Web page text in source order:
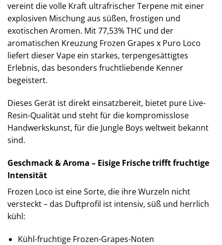
vereint die volle Kraft ultrafrischer Terpene mit einer
explosiven Mischung aus süßen, frostigen und
exotischen Aromen. Mit 77,53% THC und der
aromatischen Kreuzung Frozen Grapes x Puro Loco
liefert dieser Vape ein starkes, terpengesättigtes
Erlebnis, das besonders fruchtliebende Kenner
begeistert.
Dieses Gerät ist direkt einsatzbereit, bietet pure Live-
Resin-Qualität und steht für die kompromisslose
Handwerkskunst, für die Jungle Boys weltweit bekannt
sind.
Geschmack & Aroma – Eisige Frische trifft fruchtige
Intensität
Frozen Loco ist eine Sorte, die ihre Wurzeln nicht
versteckt – das Duftprofil ist intensiv, süß und herrlich
kühl:
Kühl-fruchtige Frozen-Grapes-Noten